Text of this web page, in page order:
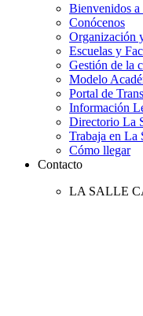
Bienvenidos a
Conócenos
Organización
Escuelas y
Gestión de la
Modelo
Portal de
Información
Directorio La
Trabaja en La
Cómo llegar
Contacto
LA SALLE